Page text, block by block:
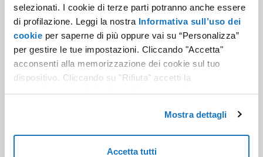
selezionati. I cookie di terze parti potranno anche essere
di profilazione. Leggi la nostra Informativa sull’uso dei
cookie per saperne di più oppure vai su “Personalizza”
per gestire le tue impostazioni. Cliccando "Accetta"
acconsenti alla memorizzazione dei cookie sul tuo
dispositivo. Cliccando su "Rifiuta" accetti la
memorizzazione dei soli cookie necessari.
Mostra dettagli
Accetta tutti
Leggi tutte le domande frequenti
NON HAI ANCORA UNA CASELLA